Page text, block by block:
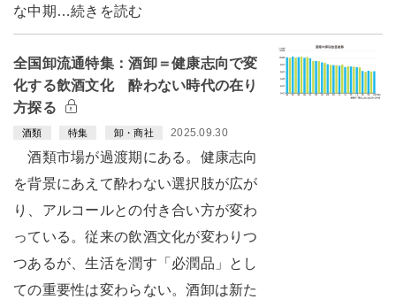
な中期…続きを読む
全国卸流通特集：酒卸＝健康志向で変
化する飲酒文化 酔わない時代の在り
方探る
酒類 特集 卸・商社 2025.09.30
酒類市場が過渡期にある。健康志向
を背景にあえて酔わない選択肢が広が
り、アルコールとの付き合い方が変わ
っている。従来の飲酒文化が変わりつ
つあるが、生活を潤す「必潤品」とし
ての重要性は変わらない。酒卸は新た